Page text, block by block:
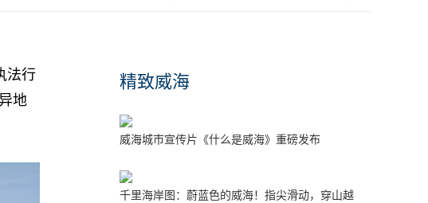
法行
地
精致威海
威海城市宣传片《什么是威海》重磅发布
千里海岸图：蔚蓝色的威海！指尖滑动，穿山越